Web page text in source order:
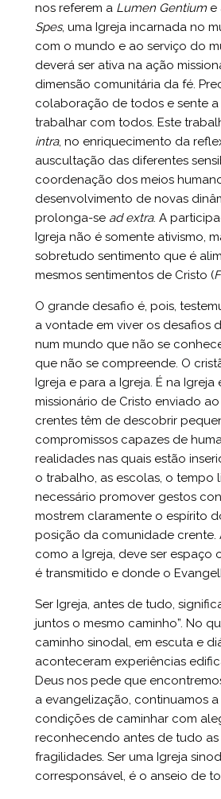
nos referem a Lumen Gentiume
Spes, uma Igreja incarnada no
com o mundo e ao serviço do
deverá ser ativa na ação
dimensão comunitária da fé.
colaboração de todos e sente
trabalhar com todos. Este
intra, no enriquecimento da
auscultação das diferentes
coordenação dos meios
desenvolvimento de novas
prolonga-se ad extra. A
Igreja não é somente ativismo,
sobretudo sentimento que é
mesmos sentimentos de Cristo (
O grande desafio é, pois,
a vontade em viver os desafios
num mundo que não se
que não se compreende. O
Igreja e para a Igreja. É na Igreja
missionário de Cristo enviado
crentes têm de descobrir
compromissos capazes de
realidades nas quais estão
o trabalho, as escolas, o tempo
necessário promover gestos
mostrem claramente o espírito
posição da comunidade crente.
como a Igreja, deve ser espaço
é transmitido e donde o
Ser Igreja, antes de tudo,
juntos o mesmo caminho”. No
caminho sinodal, em escuta e
aconteceram experiências
Deus nos pede que
a evangelização, continuamos
condições de caminhar com
reconhecendo antes de tudo as
fragilidades. Ser uma Igreja
corresponsável, é o anseio de